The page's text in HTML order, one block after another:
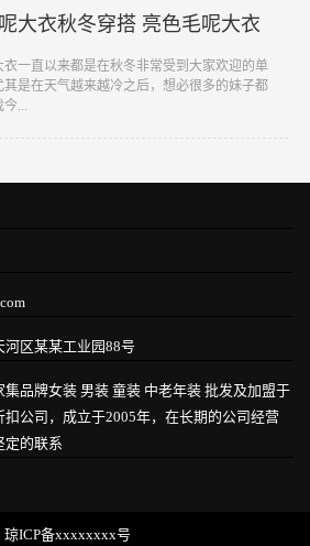
大衣秋冬穿搭 亮色毛呢大衣
衣一直以来都是在秋冬非常受到大家欢迎的单
其是在天气越来越冷之后，想必很多的妹子都
...
河区某某工业园88号
品牌女装 男装 童装 中老年装 批发及加盟于
公司，成立于2005年，在长期的公司经营
定的联系
琼ICP备xxxxxxxx号